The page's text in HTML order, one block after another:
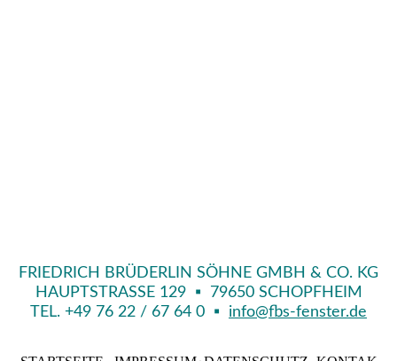
FRIEDRICH BRÜDERLIN SÖHNE GMBH & CO. KG
HAUPTSTRASSE 129
▪ 79650 SCHOPFHEIM
TEL. +49 76 22 / 67 64 0
▪ info@fbs-fenster.de